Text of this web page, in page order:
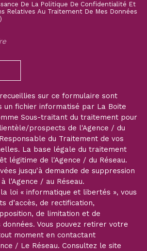
De La Politique De Confidentialité Et
Relatives Au Traitement De Mes Données
sur ce formulaire sont
un fichier informatisé par La Boite
Sous-traitant du traitement pour
prospects de l'Agence / du
du Traitement de vos
La base légale du traitement
légitime de l'Agence / du Réseau.
jusqu'à demande de suppression
l'Agence / au Réseau.
loi « informatique et libertés », vous
d’accès, de rectification,
de limitation et de
Vous pouvez retirer votre
moment en contactant
/ Le Réseau. Consultez le site